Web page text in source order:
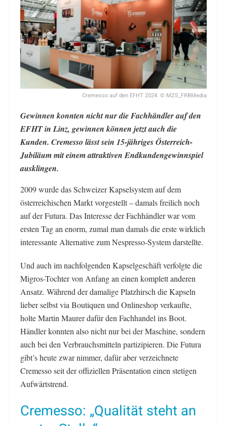
Cremesso auf den EFHT 2024. © MZS_FRBMedia
Gewinnen konnten nicht nur die Fachhändler auf den
EFHT in Linz, gewinnen können jetzt auch die
Kunden. Cremesso lässt sein 15-jähriges Österreich-
Jubiläum mit einem attraktiven Endkundengewinnspiel
ausklingen.
2009 wurde das Schweizer Kapselsystem auf dem
österreichischen Markt vorgestellt – damals freilich noch
auf der Futura. Das Interesse der Fachhändler war vom
ersten Tag an enorm, zumal man damals die erste wirklich
interessante Alternative zum Nespresso-System darstellte.
Und auch im nachfolgenden Kapselgeschäft verfolgte die
Migros-Tochter von Anfang an einen komplett anderen
Ansatz. Während der damalige Platzhirsch die Kapseln
lieber selbst via Boutiquen und Onlineshop verkaufte,
holte Martin Maurer dafür den Fachhandel ins Boot.
Händler konnten also nicht nur bei der Maschine, sondern
auch bei den Verbrauchsmitteln partizipieren. Die Futura
gibt’s heute zwar nimmer, dafür aber verzeichnete
Cremesso seit der offiziellen Präsentation einen stetigen
Aufwärtstrend.
Cremesso: „Qualität steht an